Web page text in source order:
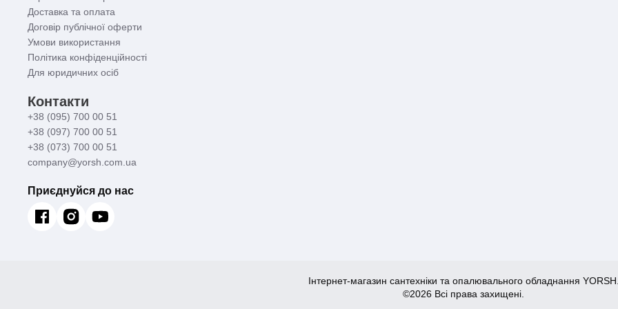
Доставка та оплата
Договір публічної оферти
Умови використання
Політика конфіденційності
Для юридичних осіб
Контакти
+38 (095) 700 00 51
+38 (097) 700 00 51
+38 (073) 700 00 51
company@yorsh.com.ua
Приєднуйся до нас
Інтернет-магазин сантехніки та опалювального обладнання
©2026 Всі права захищені.